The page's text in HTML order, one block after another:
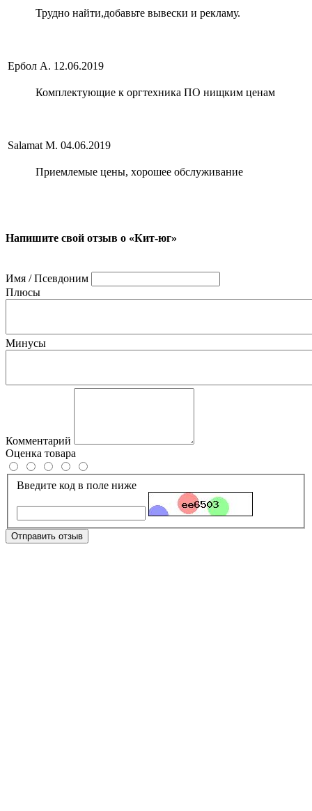
Трудно найти,добавьте вывески и рекламу.
Ербол А. 12.06.2019
Комплектующие к оргтехника ПО нищким ценам
Salamat M. 04.06.2019
Приемлемые цены, xорошее обслуживание
Напишите свой отзыв о «Кит-юг»
Имя / Псевдоним
Плюсы
Минусы
Комментарий
Оценка товара
Введите код в поле ниже
Отправить отзыв